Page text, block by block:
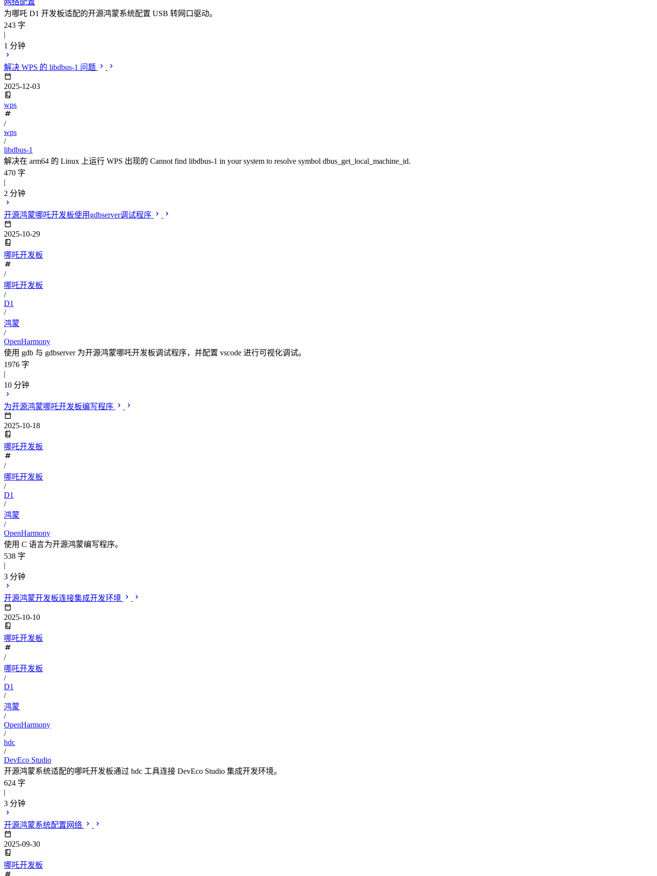
网络配置
为哪吒 D1 开发板适配的开源鸿蒙系统配置 USB 转网口驱动。
243 字
|
1 分钟
解决 WPS 的 libdbus-1 问题
2025-12-03
wps
/
wps
/
libdbus-1
解决在 arm64 的 Linux 上运行 WPS 出现的 Cannot find libdbus-1 in your system to resolve symbol dbus_get_local_machine_id.
470 字
|
2 分钟
开源鸿蒙哪吒开发板使用gdbserver调试程序
2025-10-29
哪吒开发板
/
哪吒开发板
/
D1
/
鸿蒙
/
OpenHarmony
使用 gdb 与 gdbserver 为开源鸿蒙哪吒开发板调试程序，并配置 vscode 进行可视化调试。
1976 字
|
10 分钟
为开源鸿蒙哪吒开发板编写程序
2025-10-18
哪吒开发板
/
哪吒开发板
/
D1
/
鸿蒙
/
OpenHarmony
使用 C 语言为开源鸿蒙编写程序。
538 字
|
3 分钟
开源鸿蒙开发板连接集成开发环境
2025-10-10
哪吒开发板
/
哪吒开发板
/
D1
/
鸿蒙
/
OpenHarmony
/
hdc
/
DevEco Studio
开源鸿蒙系统适配的哪吒开发板通过 hdc 工具连接 DevEco Studio 集成开发环境。
624 字
|
3 分钟
开源鸿蒙系统配置网络
2025-09-30
哪吒开发板